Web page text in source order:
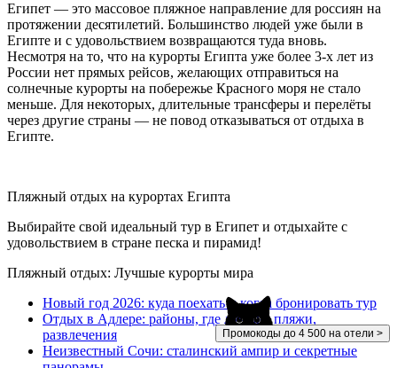
Промокоды до 4 500 на отели >
Египет — это массовое пляжное направление для россиян на
протяжении десятилетий. Большинство людей уже были в
Египте и с удовольствием возвращаются туда вновь.
Несмотря на то, что на курорты Египта уже более 3-х лет из
России нет прямых рейсов, желающих отправиться на
солнечные курорты на побережье Красного моря не стало
меньше. Для некоторых, длительные трансферы и перелёты
через другие страны — не повод отказываться от отдыха в
Египте.
Пляжный отдых на курортах Египта
Выбирайте свой идеальный тур в Египет и отдыхайте с
удовольствием в стране песка и пирамид!
Пляжный отдых: Лучшые курорты мира
Новый год 2026: куда поехать и когда бронировать тур
Отдых в Адлере: районы, где лучшие пляжи,
развлечения
Неизвестный Сочи: сталинский ампир и секретные